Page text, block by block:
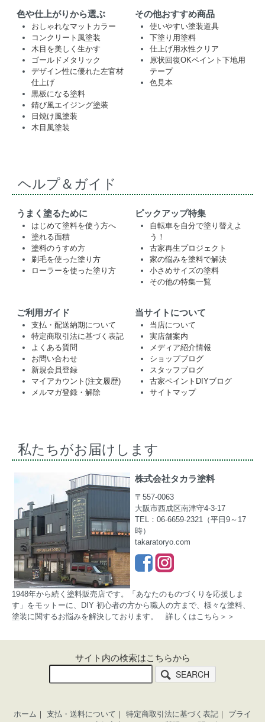
色や仕上がりから選ぶ
おしゃれなマットカラー
コンクリート風塗装
木目を美しく生かす
ゴールドメタリック
デザイン性に優れた左官材
仕上げ
黒板になる塗料
錆び風エイジング塗装
日焼け風塗装
木目風塗装
その他おすすめ商品
使いやすい塗装道具
下塗り用塗料
仕上げ用水性クリア
原状回復OKペイント下地用
テープ
色見本
ヘルプ＆ガイド
うまく塗るために
はじめて塗料を使う方へ
塗れる面積
塗料のうすめ方
刷毛を使った塗り方
ローラーを使った塗り方
ピックアップ特集
自転車を自分で塗り替えよ
う！
古家再生プロジェクト
家の悩みを塗料で解決
小さめサイズの塗料
その他の特集一覧
ご利用ガイド
支払・配送納期について
特定商取引法に基づく表記
よくある質問
お問い合わせ
新規会員登録
マイアカウント(注文履歴)
メルマガ登録・解除
当サイトについて
当店について
実店舗案内
メディア紹介情報
ショップブログ
スタッフブログ
古家ペイントDIYブログ
サイトマップ
私たちがお届けします
株式会社タカラ塗料
〒557-0063
大阪市西成区南津守4-3-17
TEL：06-6659-2321（平日9～17
時）
takaratoryo.com
1948年から続く塗料販売店です。「あなたのものづくりを応援しま
す」をモットーに、DIY 初心者の方から職人の方まで、様々な塗料、
塗装に関するお悩みを解決しております。 詳しくはこちら＞＞
サイト内の検索はこちらから
SEARCH
ホーム ｜ 支払・送料について ｜ 特定商取引法に基づく表記 ｜ プライ